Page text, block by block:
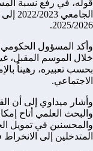
2025/2026.
خلال الموسم المقبل،
بحسب تعبيره، رهيناً
الاجتماعي.
والبحث العلمي أتاح
والمحسنين في تمويل
المتدخلين إلى